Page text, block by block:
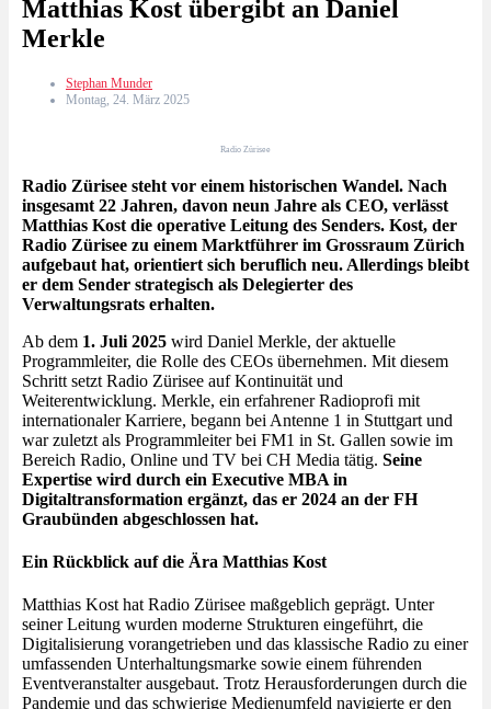
Matthias Kost übergibt an Daniel
Merkle
Stephan Munder
Montag, 24. März 2025
Radio Zürisee
Radio Zürisee steht vor einem historischen Wandel. Nach
insgesamt 22 Jahren, davon neun Jahre als CEO, verlässt
Matthias Kost die operative Leitung des Senders. Kost, der
Radio Zürisee zu einem Marktführer im Grossraum Zürich
aufgebaut hat, orientiert sich beruflich neu. Allerdings bleibt
er dem Sender strategisch als Delegierter des
Verwaltungsrats erhalten.
Ab dem 1. Juli 2025 wird Daniel Merkle, der aktuelle
Programmleiter, die Rolle des CEOs übernehmen. Mit diesem
Schritt setzt Radio Zürisee auf Kontinuität und
Weiterentwicklung. Merkle, ein erfahrener Radioprofi mit
internationaler Karriere, begann bei Antenne 1 in Stuttgart und
war zuletzt als Programmleiter bei FM1 in St. Gallen sowie im
Bereich Radio, Online und TV bei CH Media tätig. Seine
Expertise wird durch ein Executive MBA in
Digitaltransformation ergänzt, das er 2024 an der FH
Graubünden abgeschlossen hat.
Ein Rückblick auf die Ära Matthias Kost
Matthias Kost hat Radio Zürisee maßgeblich geprägt. Unter
seiner Leitung wurden moderne Strukturen eingeführt, die
Digitalisierung vorangetrieben und das klassische Radio zu einer
umfassenden Unterhaltungsmarke sowie einem führenden
Eventveranstalter ausgebaut. Trotz Herausforderungen durch die
Pandemie und das schwierige Medienumfeld navigierte er den